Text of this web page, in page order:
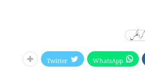
گرافکس
WhatsApp
Twitter